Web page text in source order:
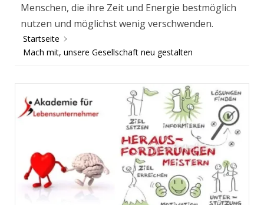
Menschen, die ihre Zeit und Energie bestmöglich
nutzen und möglichst wenig verschwenden.
Startseite
Mach mit, unsere Gesellschaft neu gestalten